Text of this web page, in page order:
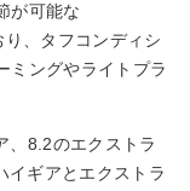
－65m
が可能な
り、タフコンディシ
ミングやライトプラ
、8.2のエクストラ
イギアとエクストラ